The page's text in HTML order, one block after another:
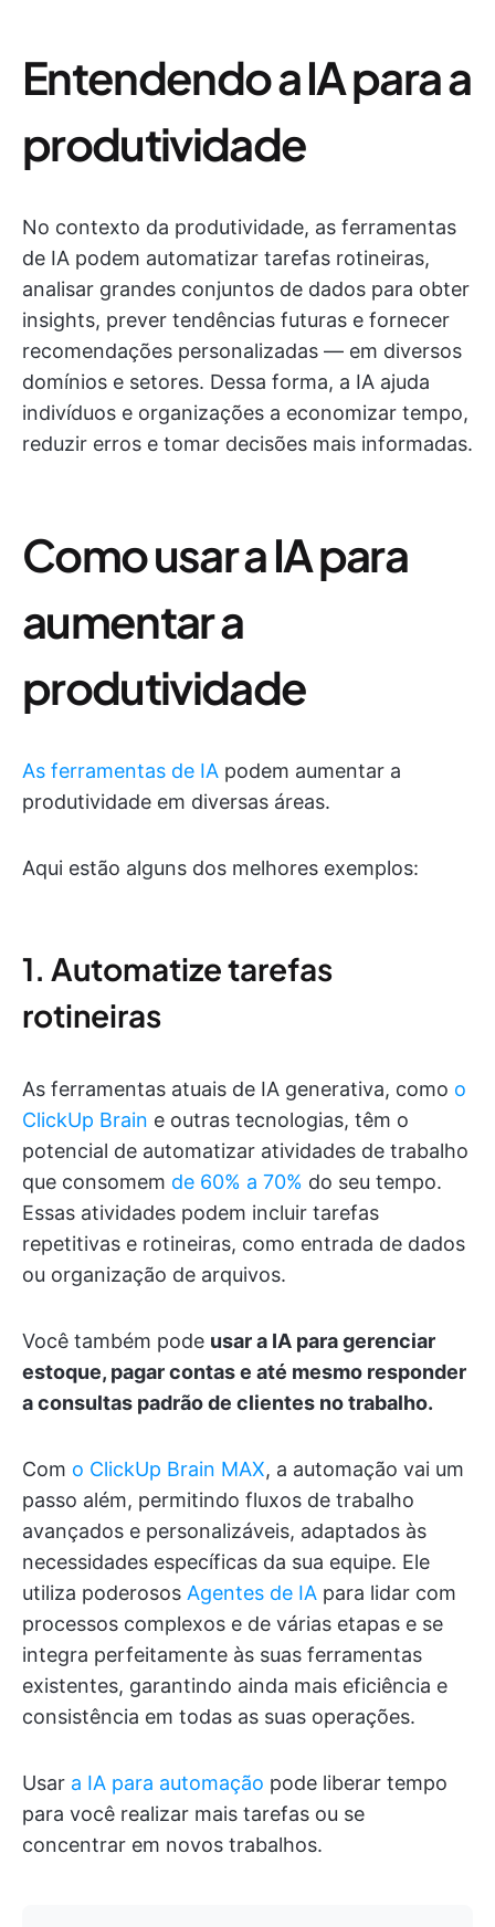
Entendendo a IA para a
produtividade
No contexto da produtividade, as ferramentas
de IA podem automatizar tarefas rotineiras,
analisar grandes conjuntos de dados para obter
insights, prever tendências futuras e fornecer
recomendações personalizadas — em diversos
domínios e setores. Dessa forma, a IA ajuda
indivíduos e organizações a economizar tempo,
reduzir erros e tomar decisões mais informadas.
Como usar a IA para
aumentar a
produtividade
As ferramentas de IA podem aumentar a
produtividade em diversas áreas.
Aqui estão alguns dos melhores exemplos:
1. Automatize tarefas
rotineiras
As ferramentas atuais de IA generativa, como o
ClickUp Brain e outras tecnologias, têm o
potencial de automatizar atividades de trabalho
que consomem de 60% a 70% do seu tempo.
Essas atividades podem incluir tarefas
repetitivas e rotineiras, como entrada de dados
ou organização de arquivos.
Você também pode usar a IA para gerenciar
estoque, pagar contas e até mesmo responder
a consultas padrão de clientes no trabalho.
Com o ClickUp Brain MAX, a automação vai um
passo além, permitindo fluxos de trabalho
avançados e personalizáveis, adaptados às
necessidades específicas da sua equipe. Ele
utiliza poderosos Agentes de IA para lidar com
processos complexos e de várias etapas e se
integra perfeitamente às suas ferramentas
existentes, garantindo ainda mais eficiência e
consistência em todas as suas operações.
Usar a IA para automação pode liberar tempo
para você realizar mais tarefas ou se
concentrar em novos trabalhos.